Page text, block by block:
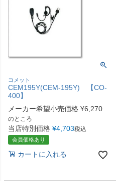
コメット
CEM195Y(CEM-195Y) 【CO-
400】
メーカー希望小売価格 ¥6,270
のところ
当店特別価格 ¥4,703税込
会員価格あり
カートに入れる